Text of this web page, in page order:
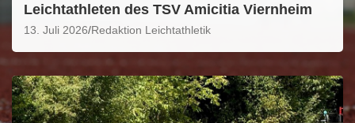
Leichtathleten des TSV Amicitia Viernheim
13. Juli 2026 Redaktion Leichtathletik